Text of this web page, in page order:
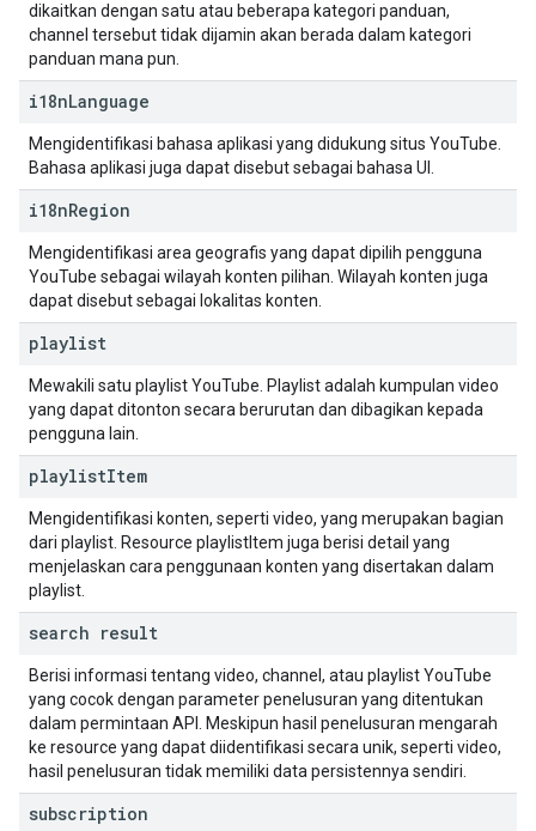
dikaitkan dengan satu atau beberapa kategori panduan,
channel tersebut tidak dijamin akan berada dalam kategori
panduan mana pun.
i18nLanguage
Mengidentifikasi bahasa aplikasi yang didukung situs YouTube.
Bahasa aplikasi juga dapat disebut sebagai bahasa UI.
i18nRegion
Mengidentifikasi area geografis yang dapat dipilih pengguna
YouTube sebagai wilayah konten pilihan. Wilayah konten juga
dapat disebut sebagai lokalitas konten.
playlist
Mewakili satu playlist YouTube. Playlist adalah kumpulan video
yang dapat ditonton secara berurutan dan dibagikan kepada
pengguna lain.
playlistItem
Mengidentifikasi konten, seperti video, yang merupakan bagian
dari playlist. Resource playlistItem juga berisi detail yang
menjelaskan cara penggunaan konten yang disertakan dalam
playlist.
search result
Berisi informasi tentang video, channel, atau playlist YouTube
yang cocok dengan parameter penelusuran yang ditentukan
dalam permintaan API. Meskipun hasil penelusuran mengarah
ke resource yang dapat diidentifikasi secara unik, seperti video,
hasil penelusuran tidak memiliki data persistennya sendiri.
subscription